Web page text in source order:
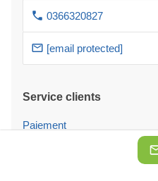
0366320827
[email protected]
Service clients
Paiement
Paiement avec financement